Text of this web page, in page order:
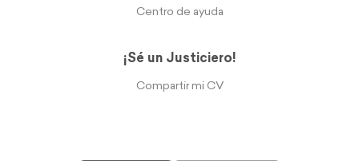
Centro de ayuda
¡Sé un Justiciero!
Compartir mi CV